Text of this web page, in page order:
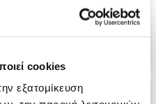
cookies
εξατομίκευση
που ταξιδευουμε μαζι
απο την εμπειρια!!!.
9 ΗΜΕΡΕΣ